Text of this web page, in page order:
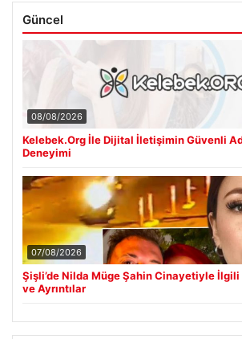
Güncel
08/08/2026
Kelebek.Org İle Dijital İletişimin Güvenli
Deneyimi
07/08/2026
Şişli’de Nilda Müge Şahin Cinayetiyle
ve Ayrıntılar